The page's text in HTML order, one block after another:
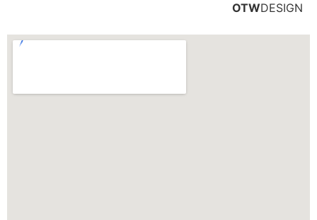
OTWDESIGN